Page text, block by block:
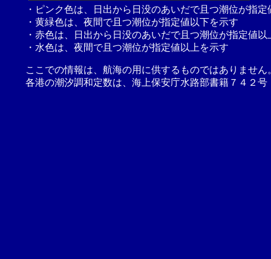
・ピンク色は、日出から日没のあいだで且つ潮位が指
・黄緑色は、夜間で且つ潮位が指定値以下を示す
・赤色は、日出から日没のあいだで且つ潮位が指定値以
・水色は、夜間で且つ潮位が指定値以上を示す
ここでの情報は、航海の用に供するものではありませ
各港の潮汐調和定数は、海上保安庁水路部書籍７４２